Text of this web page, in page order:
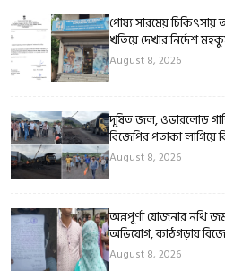
পোষ্য সারমেয়
খতিয়ে দেখার নির্দেশ
August 8, 2026
দূষিত জল, ওভারলোড
বিজেপির পতাকা লাগিয়ে
August 8, 2026
অন্নপূর্ণা যোজনার নথি
অভিযোগ, কাঠগড়ায়
August 8, 2026